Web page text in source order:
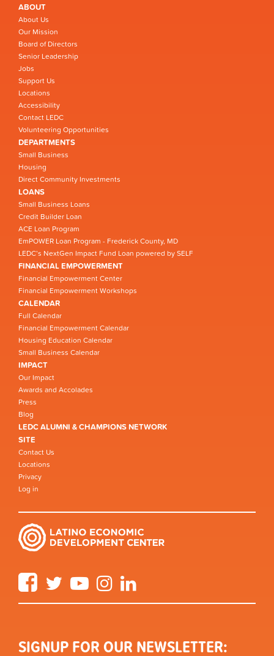
ABOUT
About Us
Our Mission
Board of Directors
Senior Leadership
Jobs
Support Us
Locations
Accessibility
Contact LEDC
Volunteering Opportunities
DEPARTMENTS
Small Business
Housing
Direct Community Investments
LOANS
Small Business Loans
Credit Builder Loan
ACE Loan Program
EmPOWER Loan Program - Frederick County, MD
LEDC’s NextGen Impact Fund Loan powered by SELF
FINANCIAL EMPOWERMENT
Financial Empowerment Center
Financial Empowerment Workshops
CALENDAR
Full Calendar
Financial Empowerment Calendar
Housing Education Calendar
Small Business Calendar
IMPACT
Our Impact
Awards and Accolades
Press
Blog
LEDC ALUMNI & CHAMPIONS NETWORK
SITE
Contact Us
Locations
Privacy
Log in
FacebookTwitter YouTube Instagram
SIGNUP FOR OUR NEWSLETTER: